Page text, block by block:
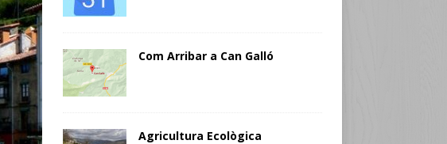
Com Arribar a Can Galló
Agricultura Ecològica